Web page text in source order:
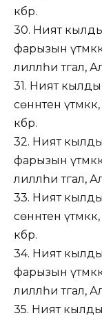
әкбәр.
30. Ният
фарызын
лилләһи тәгалә,
31. Ният
сөннәтен
әкбәр.
32. Ният
фарызын
лилләһи тәгалә,
33. Ният
сөннәтен
әкбәр.
34. Ният
фарызын
лилләһи тәгалә,
35. Ният